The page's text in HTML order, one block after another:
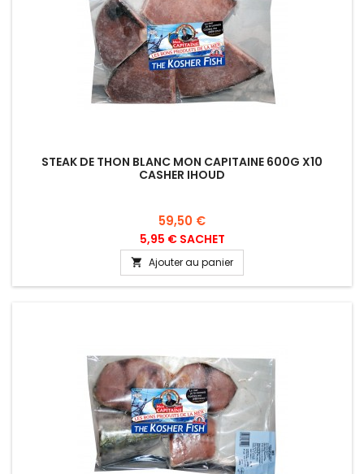
STEAK DE THON BLANC MON CAPITAINE 600G X10
CASHER IHOUD
Prix
59,50 €
5,95 € SACHET
 Ajouter au panier